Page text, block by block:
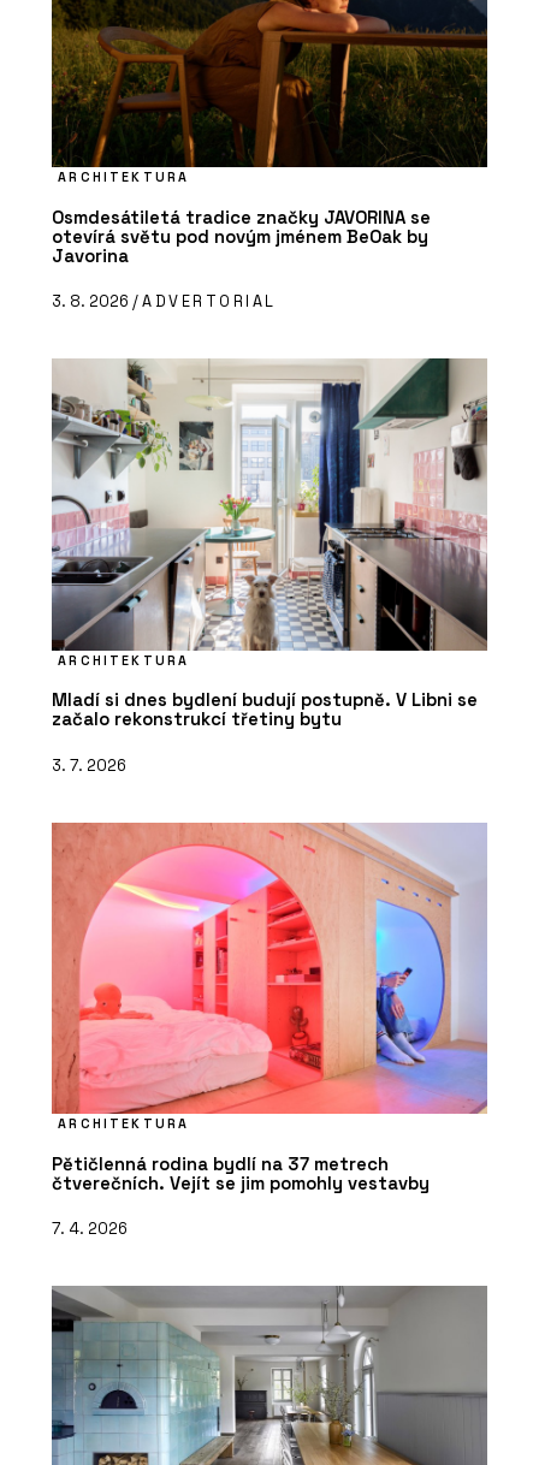
ARCHITEKTURA
Osmdesátiletá tradice značky JAVORINA se
otevírá světu pod novým jménem BeOak by
Javorina
3. 8. 2026 /ADVERTORIAL
ARCHITEKTURA
Mladí si dnes bydlení budují postupně. V Libni se
začalo rekonstrukcí třetiny bytu
3. 7. 2026
ARCHITEKTURA
Pětičlenná rodina bydlí na 37 metrech
čtverečních. Vejít se jim pomohly vestavby
7. 4. 2026